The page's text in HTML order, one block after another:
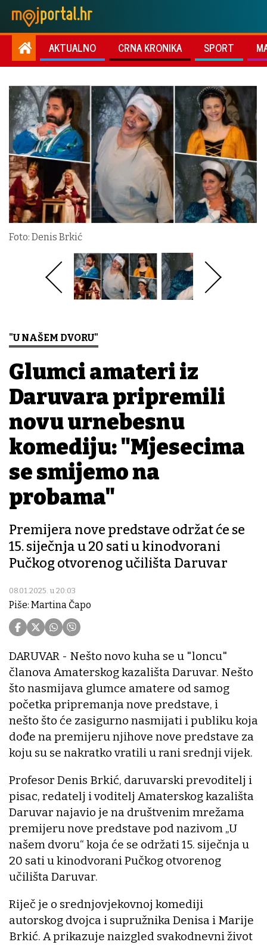
AKTUALNO CRNA KRONIKA SPORT
Foto: Denis Brkić
"U NAŠEM DVORU"
Glumci amateri iz
Daruvara pripremili
novu urnebesnu
komediju: "Mjesecima
se smijemo na
probama"
Premijera nove predstave održat će se
15. siječnja u 20 sati u kinodvorani
Pučkog otvorenog učilišta Daruvar
08.01.2025. u 20:03
Piše: Martina Čapo
DARUVAR - Nešto novo kuha se u "loncu"
članova Amaterskog kazališta Daruvar. Nešto
što nasmijava glumce amatere od samog
početka pripremanja nove predstave, i
nešto što će zasigurno nasmijati i publiku koja
dođe na premijeru njihove nove predstave za
koju su se nakratko vratili u rani srednji vijek.
Profesor Denis Brkić, daruvarski prevoditelj i
pisac, redatelj i voditelj Amaterskog kazališta
Daruvar najavio je na društvenim mrežama
premijeru nove predstave pod nazivom „U
našem dvoru“ koja će se održati 15. siječnja u
20 sati u kinodvorani Pučkog otvorenog
učilišta Daruvar.
Riječ je o srednjovjekovnoj komediji
autorskog dvojca i supružnika Denisa i Marije
Brkić. A prikazuje naizgled svakodnevni život